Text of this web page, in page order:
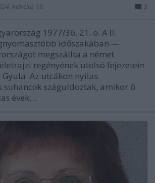
március 19. 3
1977/36, 21. o. A II.
időszakában —
megszállta a német
regényének utolsó fejezetein
Az utcákon nyilas
suhancok száguldoztak, amikor ő
évek…